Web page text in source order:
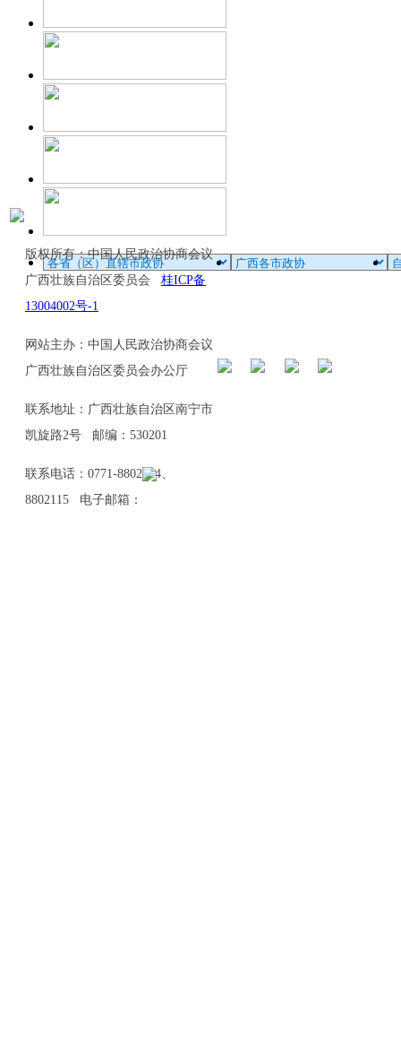
版权所有：中国人民政治协商会议
广西壮族自治区委员会 桂ICP备
13004002号-1
网站主办：中国人民政治协商会议
广西壮族自治区委员会办公厅
联系地址：广西壮族自治区南宁市
凯旋路2号 邮编：530201
联系电话：0771-8802114、
8802115 电子邮箱：